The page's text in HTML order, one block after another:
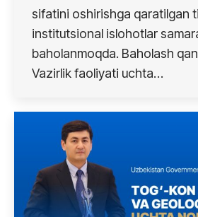
sifatini oshirishga qaratilgan
institutsional islohotlar
baholanmoqda. Baholash
Vazirlik faoliyati uchta…